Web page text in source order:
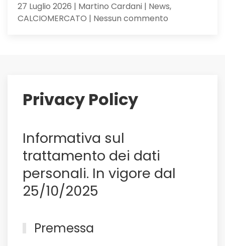
27 Luglio 2026 | Martino Cardani | News,
CALCIOMERCATO | Nessun commento
Privacy Policy
Informativa sul
trattamento dei dati
personali. In vigore dal
25/10/2025
Premessa